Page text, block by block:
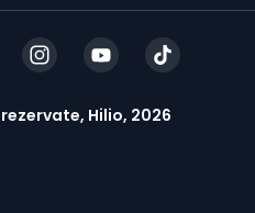
Hilio, 2026